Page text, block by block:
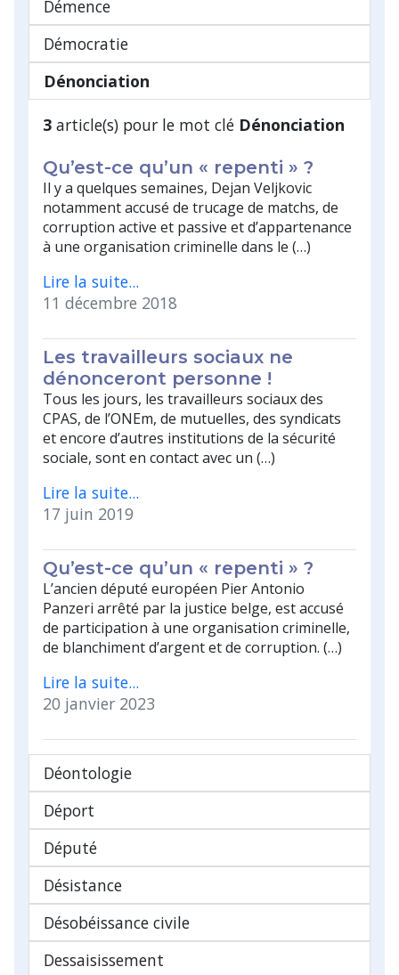
Démence
Démocratie
Dénonciation
3 article(s) pour le mot clé Dénonciation
Qu’est-ce qu’un « repenti » ?
Il y a quelques semaines, Dejan Veljkovic
notamment accusé de trucage de matchs, de
corruption active et passive et d’appartenance
à une organisation criminelle dans le (…)
Lire la suite...
11 décembre 2018
Les travailleurs sociaux ne
dénonceront personne !
Tous les jours, les travailleurs sociaux des
CPAS, de l’ONEm, de mutuelles, des syndicats
et encore d’autres institutions de la sécurité
sociale, sont en contact avec un (…)
Lire la suite...
17 juin 2019
Qu’est-ce qu’un « repenti » ?
L’ancien député européen Pier Antonio
Panzeri arrêté par la justice belge, est accusé
de participation à une organisation criminelle,
de blanchiment d’argent et de corruption. (…)
Lire la suite...
20 janvier 2023
Déontologie
Déport
Député
Désistance
Désobéissance civile
Dessaisissement